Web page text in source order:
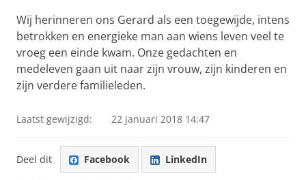
Wij herinneren ons Gerard als een toegewijde, intens
betrokken en energieke man aan wiens leven veel te
vroeg een einde kwam. Onze gedachten en
medeleven gaan uit naar zijn vrouw, zijn kinderen en
zijn verdere familieleden.
Laatst gewijzigd: 22 januari 2018 14:47
Deel dit Facebook LinkedIn